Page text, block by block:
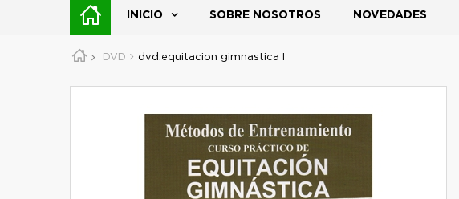
INICIO SOBRE NOSOTROS NOVEDADES
DVD dvd:equitacion gimnastica I